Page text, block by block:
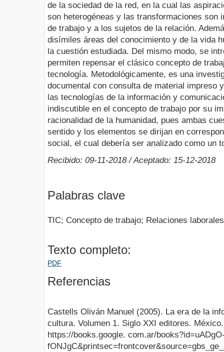
de la sociedad de la red, en la cual las
son heterogéneas y las transformaciones son
de trabajo y a los sujetos de la relación.
disímiles áreas del conocimiento y de la vida
la cuestión estudiada. Del mismo modo, se
permiten repensar el clásico concepto de
tecnología. Metodológicamente, es una
documental con consulta de material impreso
las tecnologías de la información y
indiscutible en el concepto de trabajo por su
racionalidad de la humanidad, pues ambas
sentido y los elementos se dirijan en
social, el cual debería ser analizado como un
Recibido: 09-11-2018 / Aceptado: 15-12-2018
Palabras clave
TIC; Concepto de trabajo; Relaciones laborales
Texto completo:
PDF
Referencias
Castells Oliván Manuel (2005). La era de la
cultura. Volumen 1. Siglo XXI editores.
https://books.google. com.ar/